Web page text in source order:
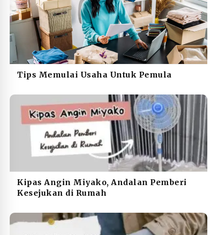
Tips Memulai Usaha Untuk Pemula
Kipas Angin Miyako, Andalan Pemberi
Kesejukan di Rumah